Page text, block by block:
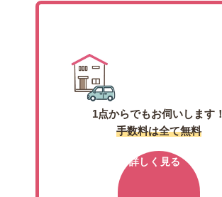
1点からでもお伺いします！
手数料は全て無料
詳しく見る